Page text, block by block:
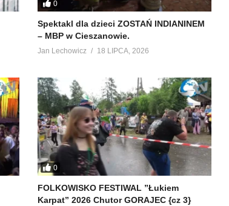
0
Spektakl dla dzieci ZOSTAŃ INDIANINEM
– MBP w Cieszanowie.
Jan Lechowicz 18 LIPCA, 2026
0
FOLKOWISKO FESTIWAL ”Łukiem
Karpat” 2026 Chutor GORAJEC {cz 3}